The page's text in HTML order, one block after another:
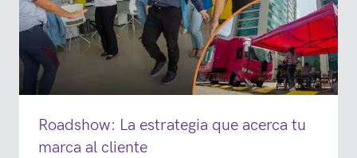
Roadshow: La estrategia que acerca tu
marca al cliente